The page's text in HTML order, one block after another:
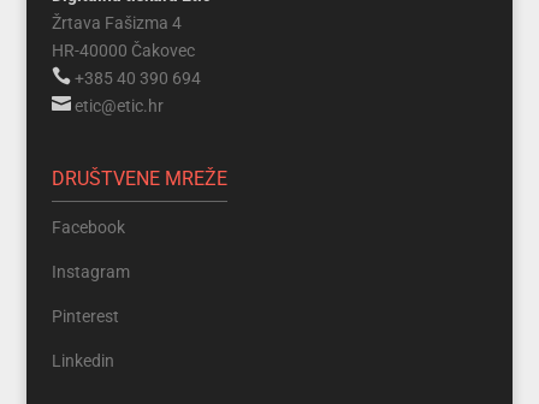
Žrtava Fašizma 4
HR-40000 Čakovec
+385 40 390 694
etic@etic.hr
DRUŠTVENE MREŽE
Facebook
Instagram
Pinterest
Linkedin